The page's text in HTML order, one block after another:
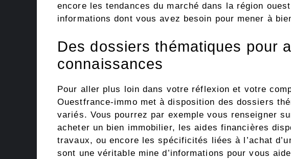
encore les tendances du marché dans la région
informations dont vous avez besoin pour mener à
Des dossiers thématiques pour
connaissances
Pour aller plus loin dans votre réflexion et votre
Ouestfrance-immo met à disposition des dossiers
variés. Vous pourrez par exemple vous renseigner
acheter un bien immobilier, les aides financières
travaux, ou encore les spécificités liées à l’achat
sont une véritable mine d’informations pour vous